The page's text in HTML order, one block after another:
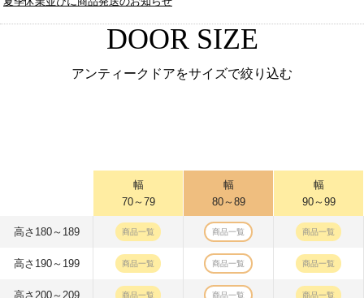
DOOR SIZE
アンティークドアをサイズで絞り込む
幅
70～79
幅
80～89
幅
90～99
高さ180～189 商品一覧 商品一覧 商品一覧
高さ190～199 商品一覧 商品一覧 商品一覧
高さ200～209 商品一覧 商品一覧 商品一覧